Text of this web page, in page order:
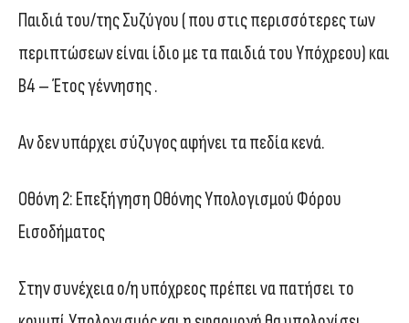
Παιδιά του/της Συζύγου ( που στις περισσότερες των
περιπτώσεων είναι ίδιο με τα παιδιά του Υπόχρεου) και
Β4 – Έτος γέννησης .
Αν δεν υπάρχει σύζυγος αφήνει τα πεδία κενά.
Οθόνη 2: Επεξήγηση Οθόνης Υπολογισμού Φόρου
Εισοδήματος
Στην συνέχεια ο/η υπόχρεος πρέπει να πατήσει το